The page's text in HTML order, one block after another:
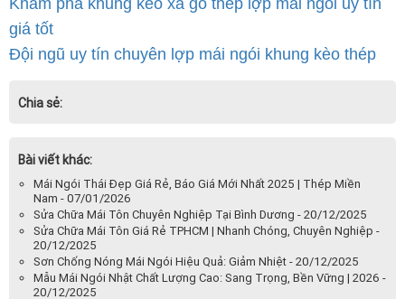
giá tốt
Đội ngũ uy tín chuyên lợp mái ngói khung kèo thép
Chia sẻ:
Bài viết khác:
Mái Ngói Thái Đẹp Giá Rẻ, Báo Giá Mới Nhất 2025 | Thép Miền
Nam - 07/01/2026
Sửa Chữa Mái Tôn Chuyên Nghiệp Tại Bình Dương - 20/12/2025
Sửa Chữa Mái Tôn Giá Rẻ TPHCM | Nhanh Chóng, Chuyên Nghiệp -
20/12/2025
Sơn Chống Nóng Mái Ngói Hiệu Quả: Giảm Nhiệt - 20/12/2025
Mẫu Mái Ngói Nhật Chất Lượng Cao: Sang Trọng, Bền Vững | 2026 -
20/12/2025